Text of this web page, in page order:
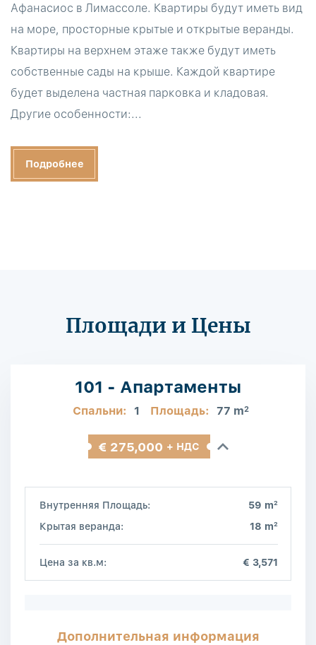
Афанасиос в Лимассоле. Квартиры будут иметь вид
на море, просторные крытые и открытые веранды.
Квартиры на верхнем этаже также будут иметь
собственные сады на крыше. Каждой квартире
будет выделена частная парковка и кладовая.
Другие особенности:...
Подробнее
Площади и Цены
101 - Апартаменты
Спальни: 1 Площадь: 77 m2
€ 275,000 + НДС
Внутренняя Площадь: 59 m2
Крытая веранда: 18 m2
Цена за кв.м: € 3,571
Дополнительная информация